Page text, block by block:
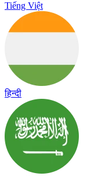
Tiếng Việt
हिन्दी